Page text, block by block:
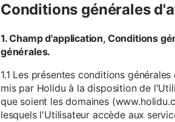
Conditions générales
1. Champ d'application, Conditions
générales.
1.1 Les présentes conditions
mis par Holidu à la disposition de
que soient les domaines
lesquels l'Utilisateur accède aux